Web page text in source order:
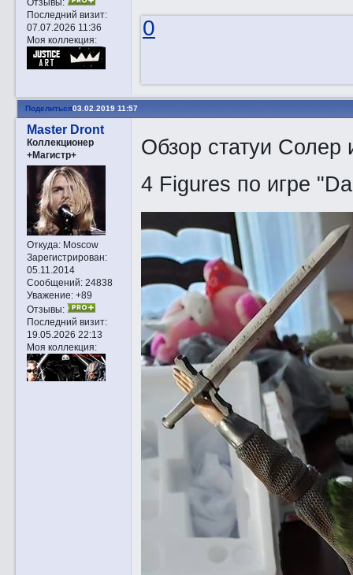
Последний визит:
07.07.2026 11:36
Моя коллекция:
0
Поделиться03.02.2019 11:57
Master Dront
Коллекционер
+Магистр+
Откуда:Moscow
Зарегистрирован:
05.11.2014
Сообщений:24838
Уважение: +89
Отзывы:
Последний визит:
19.05.2026 22:13
Моя коллекция:
Обзор статуи Солер
4 Figures по игре